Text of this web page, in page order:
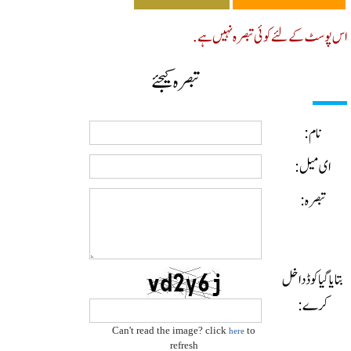
کے لئے کوئی تبصرہ نہیں ہے.
تبصرہ کیجئے
نام:
ای میل:
تبصرہ:
گیا کوڈ داخل
کرے:
Can't read the image? clickhere
refresh